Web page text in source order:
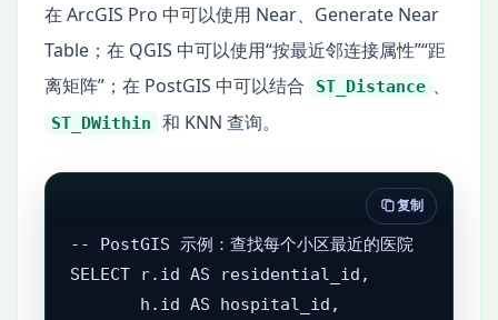
在 ArcGIS Pro 中可以使用 Near、Generate Near
Table；在 QGIS 中可以使用“按最近邻连接属性”“距
离矩阵”；在 PostGIS 中可以结合
ST_Distance 、
ST_DWithin 和 KNN 查询。
-- PostGIS 示例：查找每个小区最近的医院
SELECT r.id AS residential_id,
       h.id AS hospital_id,
复制